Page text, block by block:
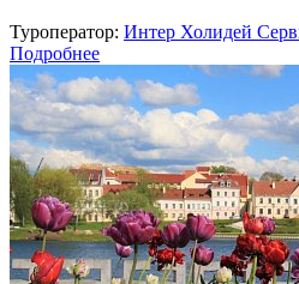
Туроператор: Интер Холидей
Подробнее